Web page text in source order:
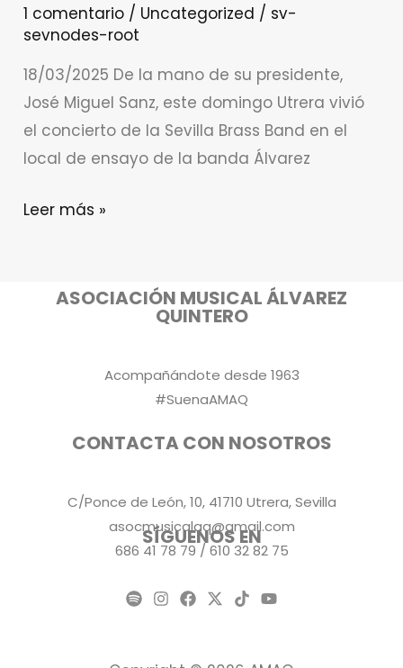
1 comentario / Uncategorized / sv-
sevnodes-root
18/03/2025 De la mano de su presidente,
José Miguel Sanz, este domingo Utrera vivió
el concierto de la Sevilla Brass Band en el
local de ensayo de la banda Álvarez
Asociación
Musical
Álvarez
Quintero
Leer más »
ASOCIACIÓN MUSICAL ÁLVAREZ
QUINTERO
Acompañándote desde 1963
#SuenaAMAQ
CONTACTA CON NOSOTROS
C/Ponce de León, 10, 41710 Utrera, Sevilla
asocmusicalaq@gmail.com
686 41 78 79 / 610 32 82 75
SÍGUENOS EN